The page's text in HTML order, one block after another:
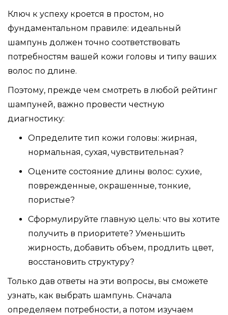
Ключ к успеху кроется в простом, но
фундаментальном правиле: идеальный
шампунь должен точно соответствовать
потребностям вашей кожи головы и типу ваших
волос по длине.
Поэтому, прежде чем смотреть в любой рейтинг
шампуней, важно провести честную
диагностику:
Определите тип кожи головы: жирная,
нормальная, сухая, чувствительная?
Оцените состояние длины волос: сухие,
поврежденные, окрашенные, тонкие,
пористые?
Сформулируйте главную цель: что вы хотите
получить в приоритете? Уменьшить
жирность, добавить объем, продлить цвет,
восстановить структуру?
Только дав ответы на эти вопросы, вы сможете
узнать, как выбрать шампунь. Сначала
определяем потребности, а потом изучаем